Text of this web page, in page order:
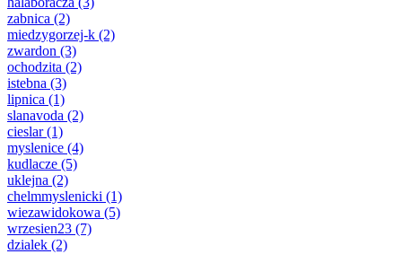
zabnica (2)
miedzygorzej-k (2)
zwardon (3)
ochodzita (2)
istebna (3)
lipnica (1)
slanavoda (2)
cieslar(1)
myslenice (4)
kudlacze (5)
uklejna (2)
chelmmyslenicki (1)
wiezawidokowa (5)
wrzesien23 (7)
dzialek (2)